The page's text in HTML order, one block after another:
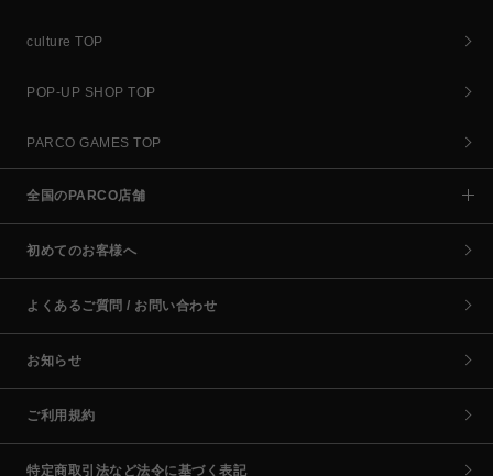
culture TOP
POP-UP SHOP TOP
PARCO GAMES TOP
全国のPARCO店舗
初めてのお客様へ
よくあるご質問 / お問い合わせ
お知らせ
ご利用規約
特定商取引法など法令に基づく表記